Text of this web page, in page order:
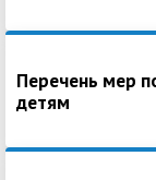
Перечень мер
детям